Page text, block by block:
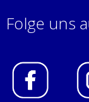
Folge uns